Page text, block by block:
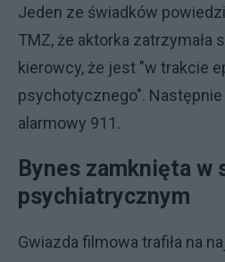
Jeden ze świadków
TMZ, że aktorka zatrzymała
kierowcy, że jest "w trakcie
psychotycznego".
alarmowy 911.
Bynes zamknięta w
psychiatrycznym
Gwiazda filmowa trafiła na